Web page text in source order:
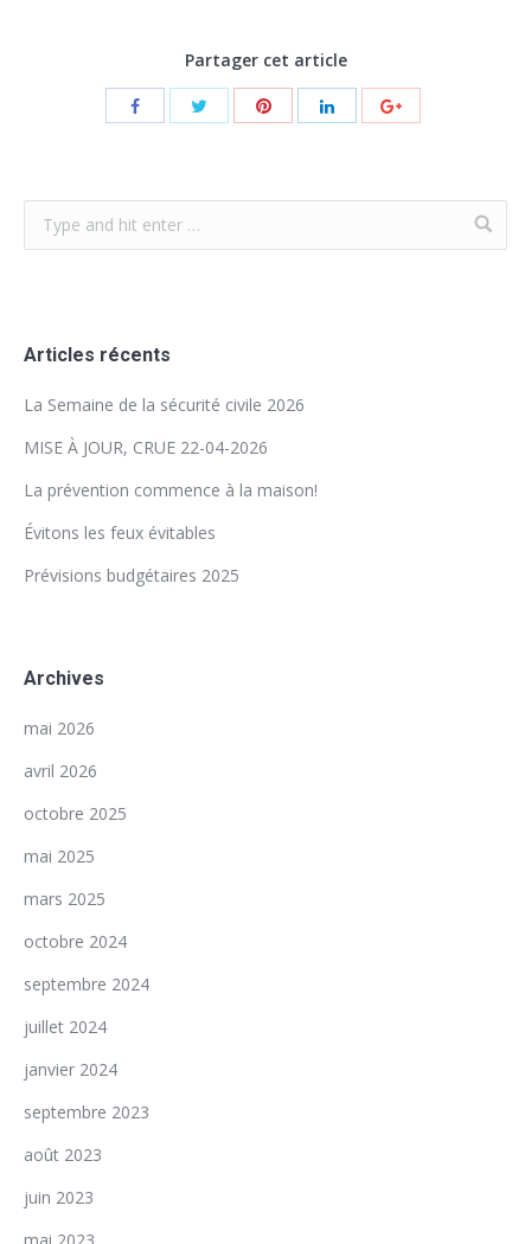
Partager cet article
Articles récents
La Semaine de la sécurité civile 2026
MISE À JOUR, CRUE 22-04-2026
La prévention commence à la maison!
Évitons les feux évitables
Prévisions budgétaires 2025
Archives
mai 2026
avril 2026
octobre 2025
mai 2025
mars 2025
octobre 2024
septembre 2024
juillet 2024
janvier 2024
septembre 2023
août 2023
juin 2023